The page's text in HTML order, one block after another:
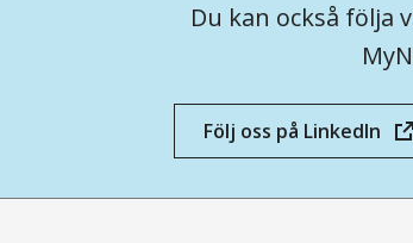
Du kan också följa
Följ oss på LinkedIn
(öppnas